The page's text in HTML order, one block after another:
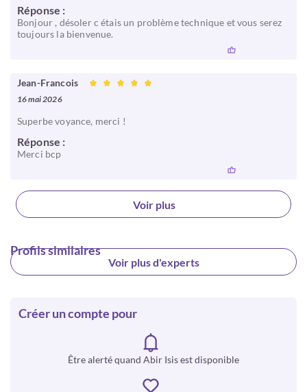
Réponse :
Bonjour , désoler c étais un problème technique et vous serez
toujours la bienvenue.
Jean-Francois
16 mai 2026
Superbe voyance, merci !
Réponse :
Merci bcp
Voir plus
Profils similaires
Voir plus d'experts
Créer un compte pour
Être alerté quand Abir Isis est disponible